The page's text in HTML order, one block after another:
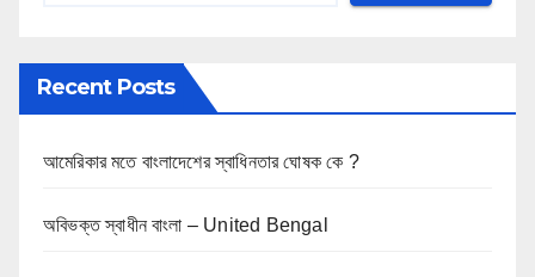
Recent Posts
আমেরিকার মতে বাংলাদেশের স্বাধিনতার ঘোষক কে ?
অবিভক্ত স্বাধীন বাংলা – United Bengal